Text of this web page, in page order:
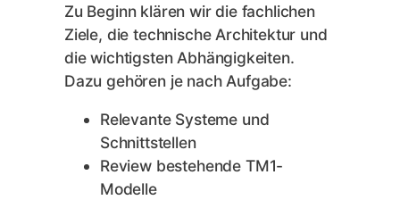
Zu Beginn klären wir die fachlichen
Ziele, die technische Architektur und
die wichtigsten Abhängigkeiten.
Dazu gehören je nach Aufgabe:
Relevante Systeme und
Schnittstellen
Review bestehende TM1-
Modelle